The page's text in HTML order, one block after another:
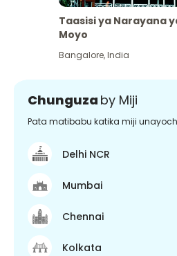
Taasisi ya Narayana
Moyo
Bangalore,India
Chunguza by Miji
Pata matibabu katika miji
Delhi NCR
Mumbai
Chennai
Kolkata